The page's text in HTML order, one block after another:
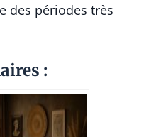
des périodes très
: